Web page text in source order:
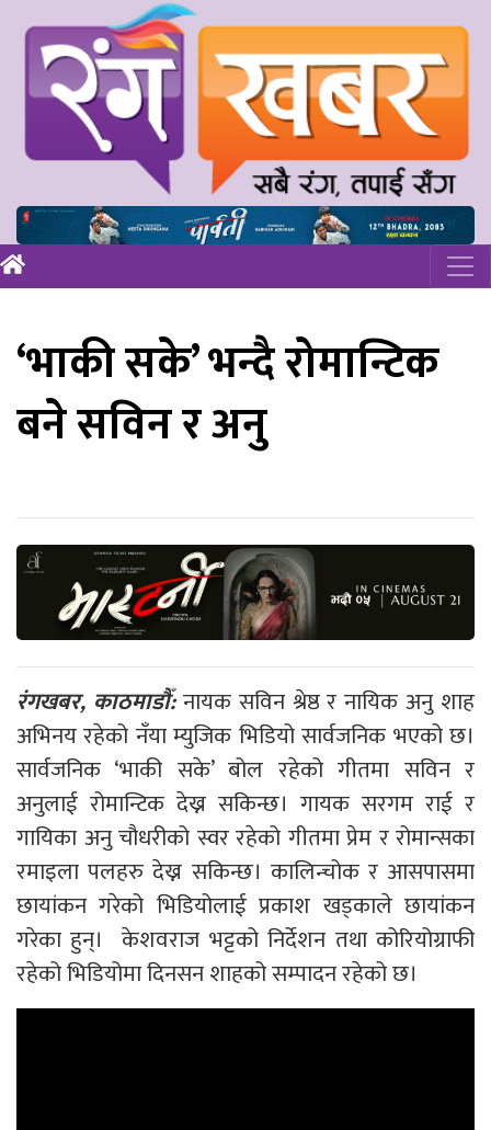
‘भाकी सके’ भन्दै रोमान्टिक
बने सविन र अनु
रंगखबर, काठमाडौँ: नायक सविन श्रेष्ठ र नायिक अनु शाह
अभिनय रहेको नँया म्युजिक भिडियो सार्वजनिक भएको छ।
सार्वजनिक ‘भाकी सके’बोल रहेको गीतमा सविन र
अनुलाई रोमान्टिक देख्न सकिन्छ। गायक सरगम राई र
गायिका अनु चौधरीको स्वर रहेको गीतमा प्रेम र रोमान्सका
रमाइला पलहरु देख्न सकिन्छ। कालिन्चोक र आसपासमा
छायांकन गरेको भिडियोलाई प्रकाश खड्काले छायांकन
गरेका हुन्। केशवराज भट्टको निर्देशन तथा कोरियोग्राफी
रहेको भिडियोमा दिनसन शाहको सम्पादन रहेको छ।